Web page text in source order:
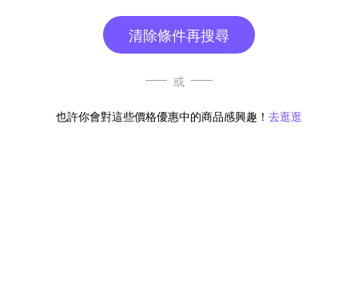
清除條件再搜尋
或
也許你會對這些價格優惠中的商品感興趣！ 去逛逛